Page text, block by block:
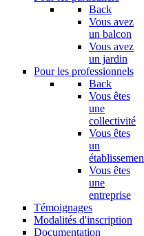
Back
Vous avez
un balcon
Vous avez
un jardin
Pour les professionnels
Back
Vous êtes
une
collectivité
Vous êtes
un
Vous êtes
une
entreprise
Témoignages
Modalités d'inscription
Documentation